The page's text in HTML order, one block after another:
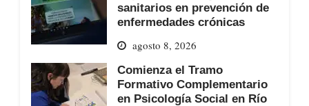
sanitarios en prevención de
enfermedades crónicas
agosto 8, 2026
Comienza el Tramo
Formativo Complementario
en Psicología Social en Río